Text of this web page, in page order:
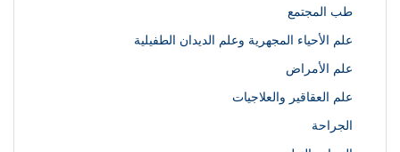
طب المجتمع
علم الأحياء المجهرية وعلم الديدان الطفيلية
علم الأمراض
علم العقاقير والعلاجيات
الجراحة